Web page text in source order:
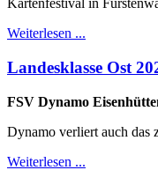
Kartenfestival in
Weiterlesen ...
Landesklasse Ost
FSV Dynamo
Dynamo verliert auch das
Weiterlesen ...